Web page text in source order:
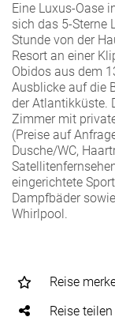
Eine Luxus-Oase
sich das 5-Sterne
Stunde von der
Resort an einer
Obidos aus dem
Ausblicke auf die
der Atlantikküste.
Zimmer mit
(Preise auf
Dusche/WC,
eingerichtete
Dampfbäder
Whirlpool.
Reise
Reise teilen